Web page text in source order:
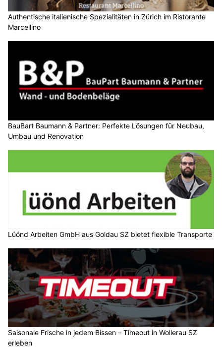
Authentische italienische Spezialitäten in Zürich im Ristorante
Marcellino
BauBart Baumann & Partner: Perfekte Lösungen für Neubau,
Umbau und Renovation
Lüönd Arbeiten GmbH aus Goldau SZ bietet flexible Transporte
Saisonale Frische in jedem Bissen – Timeout in Wollerau SZ
erleben